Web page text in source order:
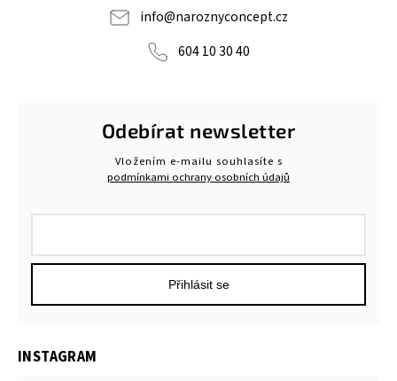
info@naroznyconcept.cz
604 10 30 40
Odebírat newsletter
Vložením e-mailu souhlasíte s
podmínkami ochrany osobních údajů
Přihlásit se
INSTAGRAM